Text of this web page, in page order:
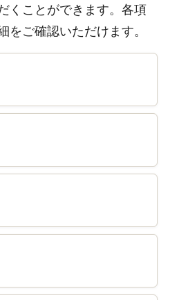
くことができます。各項
をご確認いただけます。